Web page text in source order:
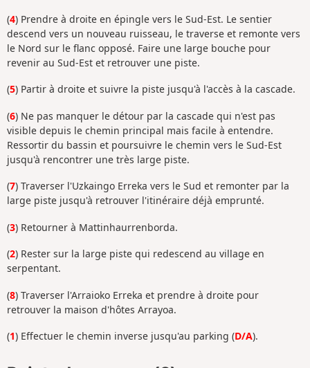
(4) Prendre à droite en épingle vers le Sud-Est. Le sentier
descend vers un nouveau ruisseau, le traverse et remonte vers
le Nord sur le flanc opposé. Faire une large bouche pour
revenir au Sud-Est et retrouver une piste.
(5) Partir à droite et suivre la piste jusqu'à l'accès à la cascade.
(6) Ne pas manquer le détour par la cascade qui n'est pas
visible depuis le chemin principal mais facile à entendre.
Ressortir du bassin et poursuivre le chemin vers le Sud-Est
jusqu'à rencontrer une très large piste.
(7) Traverser l'Uzkaingo Erreka vers le Sud et remonter par la
large piste jusqu'à retrouver l'itinéraire déjà emprunté.
(3) Retourner à Mattinhaurrenborda.
(2) Rester sur la large piste qui redescend au village en
serpentant.
(8) Traverser l'Arraioko Erreka et prendre à droite pour
retrouver la maison d'hôtes Arrayoa.
(1) Effectuer le chemin inverse jusqu'au parking (D/A).